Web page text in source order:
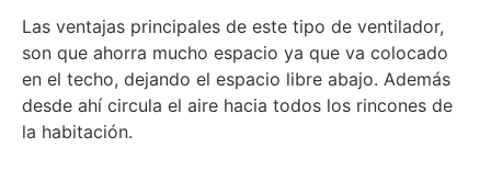
Las ventajas principales de este tipo de ventilador,
son que ahorra mucho espacio ya que va colocado
en el techo, dejando el espacio libre abajo. Además
desde ahí circula el aire hacia todos los rincones de
la habitación.